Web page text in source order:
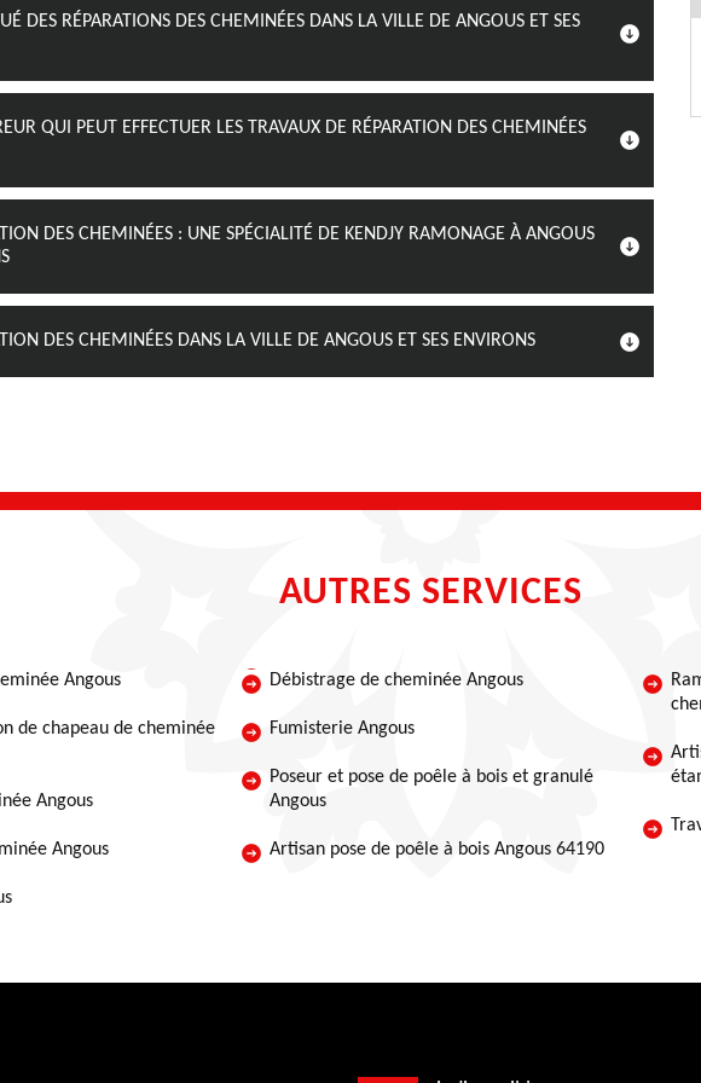
DES RÉPARATIONS DES CHEMINÉES DANS LA VILLE DE ANGOUS ET SES
QUI PEUT EFFECTUER LES TRAVAUX DE RÉPARATION DES CHEMINÉES
DES CHEMINÉES : UNE SPÉCIALITÉ DE KENDJY RAMONAGE À ANGOUS
DES CHEMINÉES DANS LA VILLE DE ANGOUS ET SES ENVIRONS
AUTRES SERVICES
Angous
de chapeau de cheminée
Angous
Angous
Débistrage de cheminée Angous
Fumisterie Angous
Poseur et pose de poêle à bois et granulé
Angous
Artisan pose de poêle à bois Angous 64190